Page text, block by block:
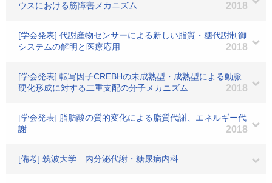
ウスにおける筋障害メカニズム
2018
[学会発表] 代謝産物センサーによる新しい脂質・糖代謝制御
システムの解明と医療応用
2018
[学会発表] 転写因子CREBHの未成熟型・成熟型による動脈
硬化形成に対する二重支配の分子メカニズム
2018
[学会発表] 脂肪酸の質的変化による脂質代謝、エネルギー代
謝
2018
[備考] 筑波大学 内分泌代謝・糖尿病内科